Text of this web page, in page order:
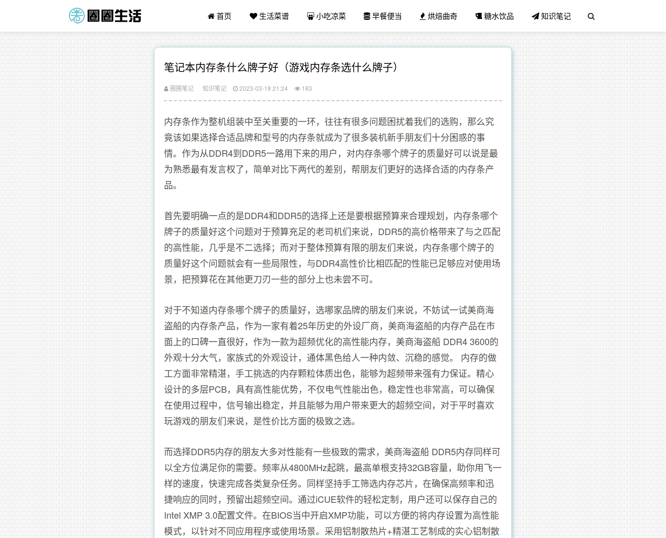
首页 生活菜谱 小吃凉菜 早餐便当 烘焙曲奇 糖水饮品 知识笔记
笔记本内存条什么牌子好（游戏内存条选什么牌子）
圈圈笔记 知识笔记 2023-03-18 21:24 183
内存条作为整机组装中至关重要的一环，往往有很多问题困扰着我们的选购，那么究
竟该如果选择合适品牌和型号的内存条就成为了很多装机新手朋友们十分困惑的事
情。作为从DDR4到DDR5一路用下来的用户，对内存条哪个牌子的质量好可以说是最
为熟悉最有发言权了，简单对比下两代的差别，帮朋友们更好的选择合适的内存条产
品。
首先要明确一点的是DDR4和DDR5的选择上还是要根据预算来合理规划，内存条哪个
牌子的质量好这个问题对于预算充足的老司机们来说，DDR5的高价格带来了与之匹配
的高性能，几乎是不二选择；而对于整体预算有限的朋友们来说，内存条哪个牌子的
质量好这个问题就会有一些局限性，与DDR4高性价比相匹配的性能已足够应对使用场
景，把预算花在其他更刀刃一些的部分上也未尝不可。
对于不知道内存条哪个牌子的质量好，选哪家品牌的朋友们来说，不妨试一试美商海
盗船的内存条产品，作为一家有着25年历史的外设厂商，美商海盗船的内存产品在市
面上的口碑一直很好，作为一款为超频优化的高性能内存，美商海盗船 DDR4 3600的
外观十分大气，家族式的外观设计，通体黑色给人一种内敛、沉稳的感觉。 内存的做
工方面非常精湛，手工挑选的内存颗粒体质出色，能够为超频带来强有力保证。精心
设计的多层PCB，具有高性能优势，不仅电气性能出色，稳定性也非常高，可以确保
在使用过程中，信号输出稳定，并且能够为用户带来更大的超频空间，对于平时喜欢
玩游戏的朋友们来说，是性价比方面的极致之选。
而选择DDR5内存的朋友大多对性能有一些极致的需求，美商海盗船 DDR5内存同样可
以全方位满足你的需要。频率从4800MHz起跳，最高单根支持32GB容量，助你用飞一
样的速度，快速完成各类复杂任务。同样坚持手工筛选内存芯片，在确保高频率和迅
捷响应的同时，预留出超频空间。通过iCUE软件的轻松定制，用户还可以保存自己的
Intel XMP 3.0配置文件。在BIOS当中开启XMP功能，可以方便的将内存设置为高性能
模式，以针对不同应用程序或使用场景。采用铝制散热片+精湛工艺制成的实心铝制散